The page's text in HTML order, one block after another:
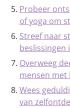
Probeer
of yoga om
Streef naar
beslissingen
Overweeg
mensen
Wees
van